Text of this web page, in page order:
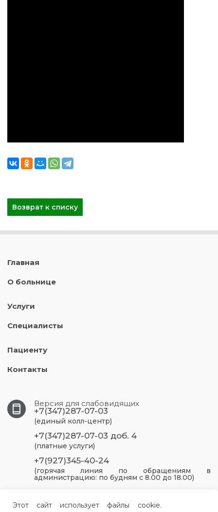
Возврат к списку
Главная
О больнице
Услуги
Специалисты
Пациенту
Контакты
Версия для слабовидящих
+7(347)287-07-03
(единый колл-центр)
+7(347)287-07-03 доб. 4
(платные услуги)
+7(927)345-40-24
(горячая линия по обращениям в
администрацию: по будням с 8.00 до 18.00)
450005, г. Уфа, ул. Пархоменко, 93
Этот сайт использует файлы cookie.